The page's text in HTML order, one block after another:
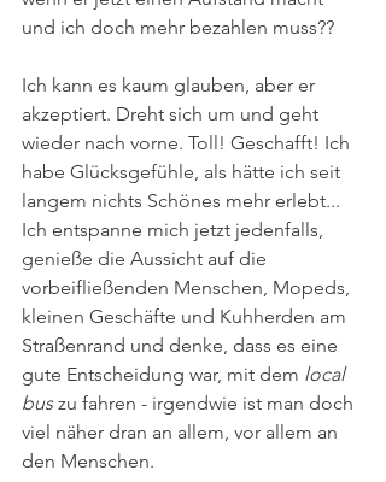
und ich doch mehr bezahlen muss??
Ich kann es kaum glauben, aber er
akzeptiert. Dreht sich um und geht
wieder nach vorne. Toll! Geschafft! Ich
habe Glücksgefühle, als hätte ich seit
langem nichts Schönes mehr erlebt...
Ich entspanne mich jetzt jedenfalls,
genieße die Aussicht auf die
vorbeifließenden Menschen, Mopeds,
kleinen Geschäfte und Kuhherden am
Straßenrand und denke, dass es eine
gute Entscheidung war, mit dem local
bus zu fahren - irgendwie ist man doch
viel näher dran an allem, vor allem an
den Menschen.